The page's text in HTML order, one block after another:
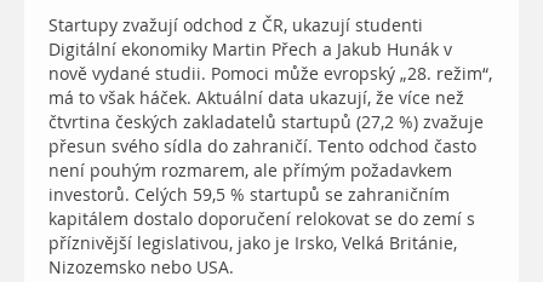
Startupy zvažují odchod z ČR, ukazují studenti
Digitální ekonomiky Martin Přech a Jakub Hunák v
nově vydané studii. Pomoci může evropský „28. režim“,
má to však háček. Aktuální data ukazují, že více než
čtvrtina českých zakladatelů startupů (27,2 %) zvažuje
přesun svého sídla do zahraničí. Tento odchod často
není pouhým rozmarem, ale přímým požadavkem
investorů. Celých 59,5 % startupů se zahraničním
kapitálem dostalo doporučení relokovat se do zemí s
příznivější legislativou, jako je Irsko, Velká Británie,
Nizozemsko nebo USA.